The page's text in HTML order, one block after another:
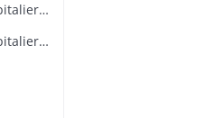
Colmar : plan de l'ancienne commanderie des Hospitaliers à Colmar vers 1800
Colmar : plan de l'ancienne commanderie des Hospitaliers à Colmar vers 1801